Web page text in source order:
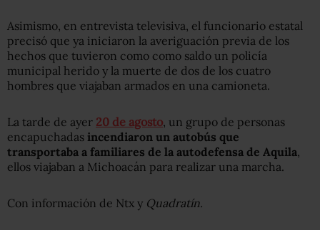
Asimismo, en entrevista televisiva, el funcionario estatal
precisó que ya iniciaron la averiguación previa de los
hechos que tuvieron como como saldo un policía
municipal herido y la muerte de dos de los cuatro
hombres que viajaban armados en una camioneta.
La tarde de ayer 20 de agosto , un grupo de personas
encapuchadas incendiaron un autobús que
transportaba a familiares de la autodefensa de Aquila
ellos viajaban a Michoacán para realizar una marcha.
Con información de Ntx y Quadratín.